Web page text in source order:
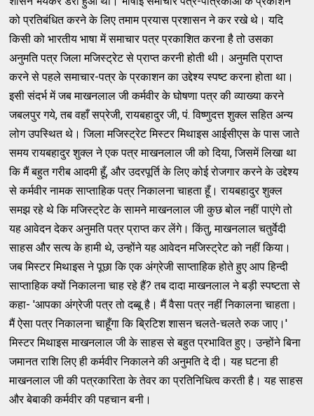
को प्रतिबंधित करने के लिए तमाम प्रयास प्रशासन ने कर रखे थे। यदि
किसी को भारतीय भाषा में समाचार पत्र प्रकाशित करना है तो उसका
अनुमति पत्र जिला मजिस्ट्रेट से प्राप्त करनी होती थी। अनुमति प्राप्त
करने से पहले समाचार-पत्र के प्रकाशन का उद्देश्य स्पष्ट करना होता था।
इसी संदर्भ में जब माखनलाल जी कर्मवीर के घोषणा पत्र की व्याख्या करने
जबलपुर गये, तब वहाँ सप्रेजी, रायबहादुर जी, पं. विष्णुदत्त शुक्ल सहित अन्य
लोग उपस्थित थे। जिला मजिस्ट्रेट मिस्टर मिथाइस आईसीएस के पास जाते
समय रायबहादुर शुक्ल ने एक पत्र माखनलाल जी को दिया, जिसमें लिखा था
कि मैं बहुत गरीब आदमी हूँ, और उदरपूर्ति के लिए कोई रोजगार करने के उद्देश्य
से कर्मवीर नामक साप्ताहिक पत्र निकालना चाहता हूँ। रायबहादुर शुक्ल
समझ रहे थे कि मजिस्ट्रेट के सामने माखनलाल जी कुछ बोल नहीं पाएंगे तो
यह आवेदन देकर अनुमति पत्र प्राप्त कर लेंगे। किंतु, माखनलाल चतुर्वेदी
साहस और सत्य के हामी थे, उन्होंने यह आवेदन मजिस्ट्रेट को नहीं किया।
जब मिस्टर मिथाइस ने पूछा कि एक अंग्रेजी साप्ताहिक होते हुए आप हिन्दी
साप्ताहिक क्यों निकालना चाह रहे हैं? तब दादा माखनलाल ने बड़ी स्पष्टता से
कहा- 'आपका अंग्रेजी पत्र तो दब्बू है। मैं वैसा पत्र नहीं निकालना चाहता।
मैं ऐसा पत्र निकालना चाहूँगा कि ब्रिटिश शासन चलते-चलते रुक जाए।'
मिस्टर मिथाइस माखनलाल जी के साहस से बहुत प्रभावित हुए। उन्होंने बिना
जमानत राशि लिए ही कर्मवीर निकालने की अनुमति दे दी। यह घटना ही
माखनलाल जी की पत्रकारिता के तेवर का प्रतिनिधित्व करती है। यह साहस
और बेबाकी कर्मवीर की पहचान बनी।